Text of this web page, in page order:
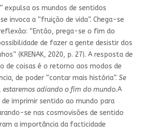
expulsa os mundos de sentidos
invoca a “fruição de vida”. Chega-se
“Então, prega-se o fim do
de fazer a gente desistir dos
(KRENAK, 2020, p. 27). A resposta de
de coisas é o retorno aos modos de
de poder “contar mais história”. Se
estaremos adiando o fim do mundo.A
imprimir sentido ao mundo para
se nas cosmovisões de sentido
a importância da facticidade